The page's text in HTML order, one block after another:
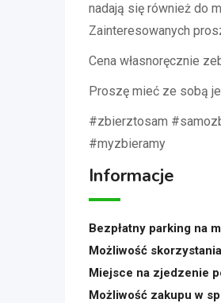
nadają się również do
Zainteresowanych
Cena własnoręcznie
Proszę mieć ze sobą
#zbierztosam
#myzbieramy
Informacje
Bezpłatny parking na
Możliwość
Miejsce na zjedzenie
Możliwość zakupu w